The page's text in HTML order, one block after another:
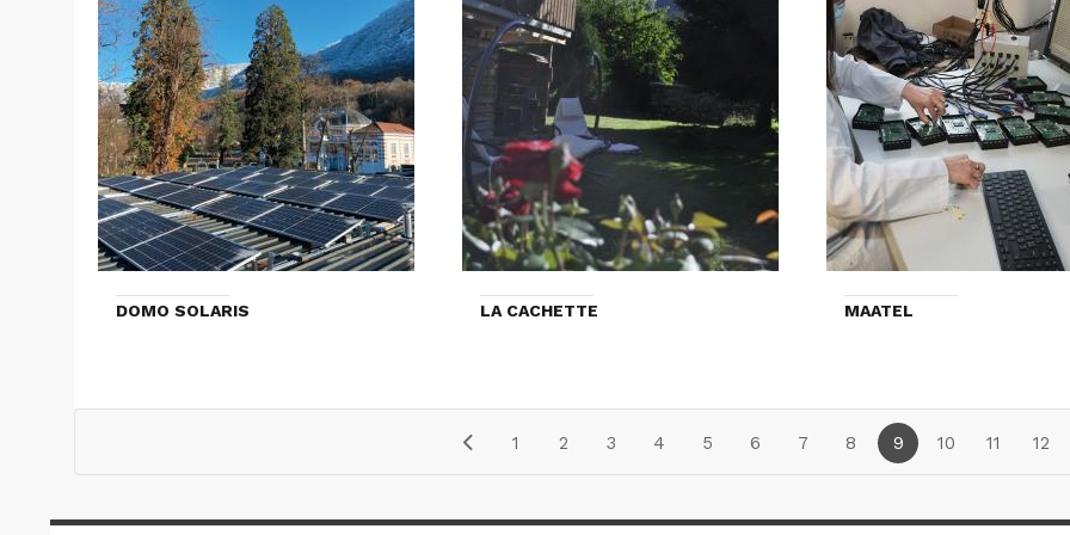
DOMO SOLARIS LA CACHETTE MAATEL
1 2 3 4 5 6 7 8 9 10 11 12